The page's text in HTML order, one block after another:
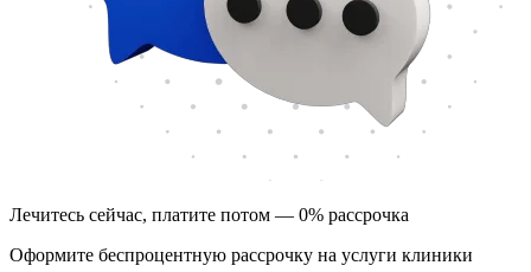
Лечитесь сейчас, платите потом — 0% рассрочка
Оформите беспроцентную рассрочку на услуги клиники